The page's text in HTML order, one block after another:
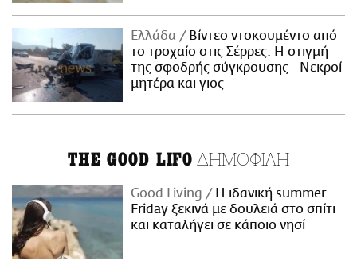
Ελλάδα
Βίντεο ντοκουμέντο από
το τροχαίο στις Σέρρες: Η στιγμή
της σφοδρής σύγκρουσης - Νεκροί
μητέρα και γιος
THE GOOD LIFO ΔΗΜΟΦΙΛΗ
Good Living
Η ιδανική summer
Friday ξεκινά με δουλειά στο σπίτι
και καταλήγει σε κάποιο νησί